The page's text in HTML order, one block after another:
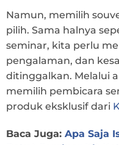
Namun, memilih
pilih. Sama halnya
seminar, kita perlu
pengalaman, dan
ditinggalkan. Melalui
memilih pembicara
produk eksklusif dari
Baca Juga: Apa Saja